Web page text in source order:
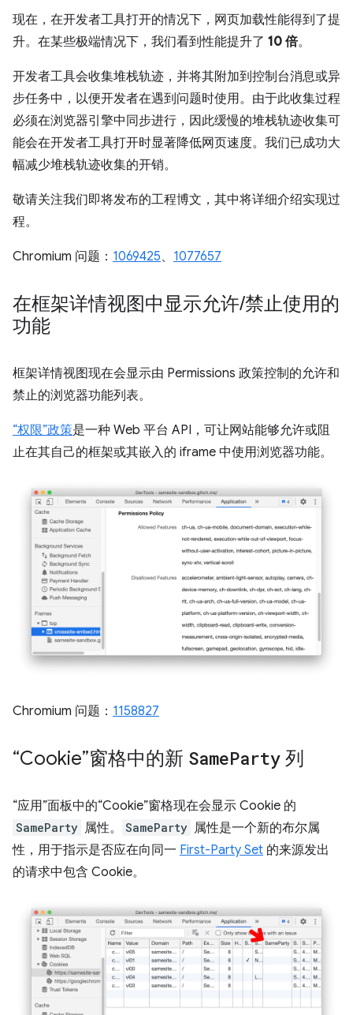
现在，在开发者工具打开的情况下，网页加载性能得到了提
升。在某些极端情况下，我们看到性能提升了 10 倍。
开发者工具会收集堆栈轨迹，并将其附加到控制台消息或异
步任务中，以便开发者在遇到问题时使用。由于此收集过程
必须在浏览器引擎中同步进行，因此缓慢的堆栈轨迹收集可
能会在开发者工具打开时显著降低网页速度。我们已成功大
幅减少堆栈轨迹收集的开销。
敬请关注我们即将发布的工程博文，其中将详细介绍实现过
程。
Chromium 问题： 1069425、 1077657
在框架详情视图中显示允许/禁止使用的
功能
框架详情视图现在会显示由 Permissions 政策控制的允许和
禁止的浏览器功能列表。
“权限”政策是一种 Web 平台 API，可让网站能够允许或阻
止在其自己的框架或其嵌入的 iframe 中使用浏览器功能。
Chromium 问题： 1158827
“Cookie”窗格中的新 SameParty 列
“应用”面板中的“Cookie”窗格现在会显示 Cookie 的
SameParty 属性。 SameParty 属性是一个新的布尔属
性，用于指示是否应在向同一 First-Party Set 的来源发出
的请求中包含 Cookie。